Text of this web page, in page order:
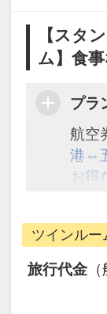
【スタ
ム】食
プラ
航空
港⇔
お得
ツインルー
旅行代金